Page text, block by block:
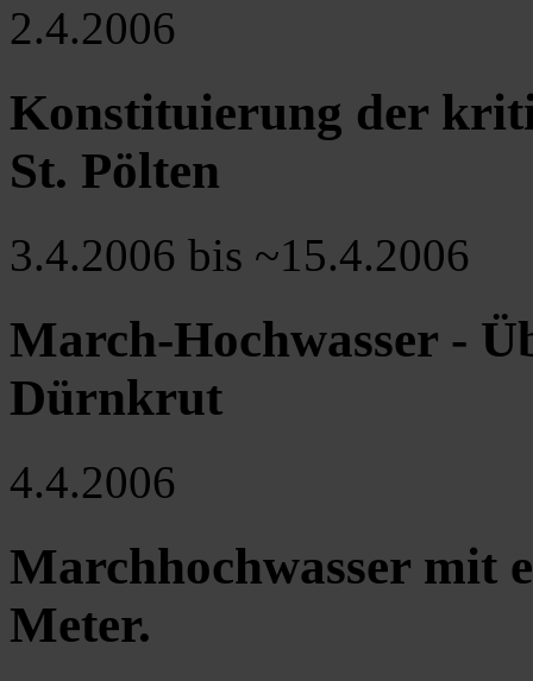
2.4.2006
Konstituierung der
St. Pölten
3.4.2006 bis ~15.4.2006
March-Hochwasser -
Dürnkrut
4.4.2006
Marchhochwasser mit
Meter.